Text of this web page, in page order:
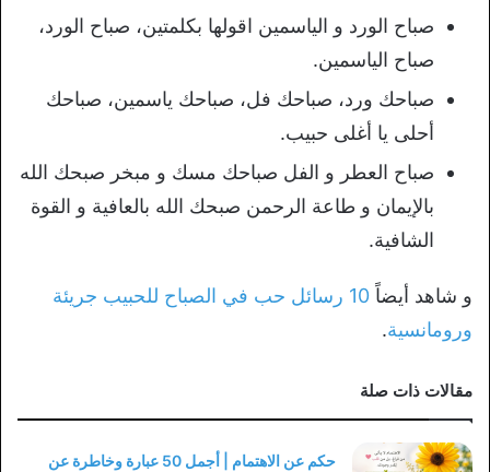
صباح الورد و الياسمين اقولها بكلمتين، صباح الورد،
صباح الياسمين.
صباحك ورد، صباحك فل، صباحك ياسمين، صباحك
أحلى يا أغلى حبيب.
صباح العطر و الفل صباحك مسك و مبخر صبحك الله
بالإيمان و طاعة الرحمن صبحك الله بالعافية و القوة
الشافية.
و شاهد أيضاً
10 رسائل حب في الصباح للحبيب جريئة
ورومانسية.
مقالات ذات صلة
حكم عن الاهتمام | أجمل 50 عبارة وخاطرة عن